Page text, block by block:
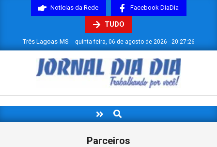
Notícias da Rede Facebook DiaDia
TUDO
Três Lagoas-MS quinta-feira, 06 de agosto de 2026 - 20:27:27
JORNAL
DIADIA
Navigation
Search
Parceiros